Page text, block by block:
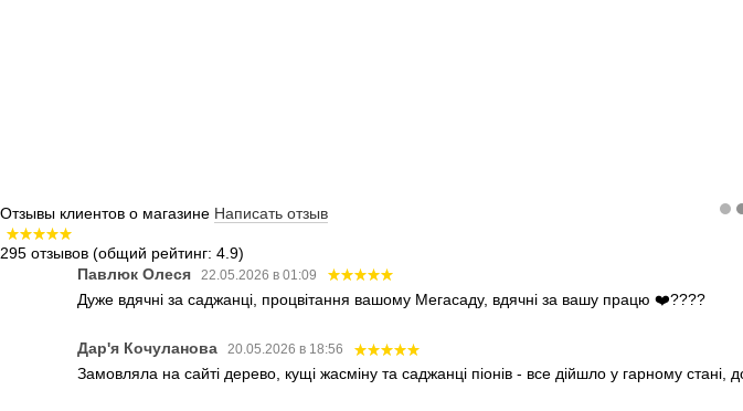
Отзывы клиентов о магазине Написать отзыв
295 отзывов (общий рейтинг: 4.9)
Павлюк Олеся
22.05.2026 в 01:09
Дуже вдячні за саджанці, процвітання вашому Мегасаду, вдячні за вашу працю ❤️????
Дар'я Кочуланова 20.05.2026 в 18:56
Замовляла на сайті дерево, кущі жасміну та саджанці піонів - все дійшло у гарному